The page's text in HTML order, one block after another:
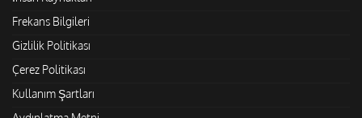
Frekans Bilgileri
Gizlilik Politikası
Çerez Politikası
Kullanım Şartları